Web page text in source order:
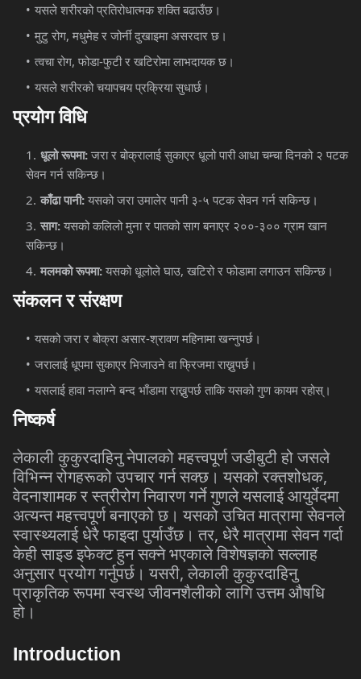
यसले शरीरको प्रतिरोधात्मक शक्ति बढाउँछ।
मुटु रोग, मधुमेह र जोर्नी दुखाइमा असरदार छ।
त्वचा रोग, फोडा-फुटी र खटिरोमा लाभदायक छ।
यसले शरीरको चयापचय प्रक्रिया सुधार्छ।
प्रयोगविधि
धूलो रूपमा: जरा र बोक्रालाई सुकाएर धूलो पारी आधा चम्चा दिनको २ पटक
सेवन गर्न सकिन्छ।
काँढा पानी: यसको जरा उमालेर पानी ३-५ पटक सेवन गर्न सकिन्छ।
साग: यसको कलिलो मुना र पातको साग बनाएर २००-३०० ग्राम खान
सकिन्छ।
मलमको रूपमा: यसको धूलोले घाउ, खटिरो र फोडामा लगाउन सकिन्छ।
संकलनरसंरक्षण
यसको जरा र बोक्रा असार-श्रावण महिनामा खन्नुपर्छ।
जरालाई धूपमा सुकाएर भिजाउने वा फ्रिजमा राख्नुपर्छ।
यसलाई हावा नलाग्ने बन्द भाँडामा राख्नुपर्छ ताकि यसको गुण कायम रहोस्।
निष्कर्ष
लेकालीकुकुरदाहिनुनेपालकोमहत्त्वपूर्णजडीबुटीहोजसले
विभिन्नरोगहरूकोउपचारगर्नसक्छ। यसकोरक्तशोधक,
वेदनाशामकरस्त्रीरोगनिवारणगर्नेगुणलेयसलाईआयुर्वेदमा
अत्यन्तमहत्त्वपूर्णबनाएकोछ। यसकोउचितमात्रामासेवनले
स्वास्थ्यलाई धेरैफाइदापुर्याउँछ। तर, धेरैमात्रामासेवनगर्दा
केहीसाइडइफेक्टहुनसक्नेभएकालेविशेषज्ञकोसल्लाह
अनुसारप्रयोगगर्नुपर्छ। यसरी,लेकालीकुकुरदाहिनु
प्राकृतिकरूपमास्वस्थजीवनशैलीकोलागिउत्तमऔषधि
हो।
Introduction